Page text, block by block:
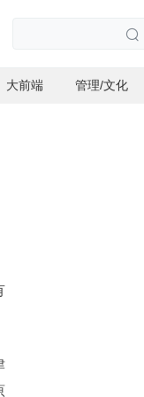

大前端 管理/文化